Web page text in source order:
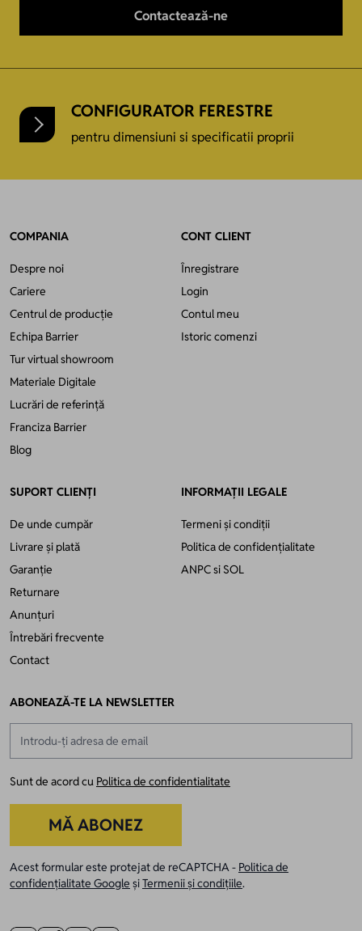
Contactează-ne
CONFIGURATOR FERESTRE
pentru dimensiuni si specificatii proprii
COMPANIA
Despre noi
Cariere
Centrul de producție
Echipa Barrier
Tur virtual showroom
Materiale Digitale
Lucrări de referință
Franciza Barrier
Blog
CONT CLIENT
Înregistrare
Login
Contul meu
Istoric comenzi
SUPORT CLIENȚI
De unde cumpăr
Livrare și plată
Garanție
Returnare
Anunțuri
Întrebări frecvente
Contact
INFORMAȚII LEGALE
Termeni și condiții
Politica de confidențialitate
ANPCsi SOL
ABONEAZĂ-TE LA NEWSLETTER
Sunt de acord cu Politica de confidentialitate
MĂ ABONEZ
Acest formular este protejat de reCAPTCHA - Politica de
confidențialitate Google șiTermenii și condițiile.